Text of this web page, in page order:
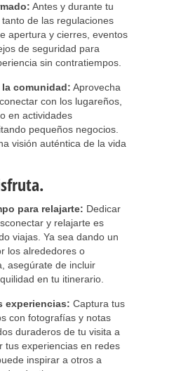
Antes y durante tu
de las regulaciones
apertura y cierres, eventos
de seguridad para
sin contratiempos.
comunidad: Aprovecha
con los lugareños,
en actividades
pequeños negocios.
visión auténtica de la vida
para relajarte: Dedicar
y relajarte es
viajas. Ya sea dando un
los alrededores o
asegúrate de incluir
en tu itinerario.
experiencias: Captura tus
con fotografías y notas
duraderos de tu visita a
tus experiencias en redes
inspirar a otros a